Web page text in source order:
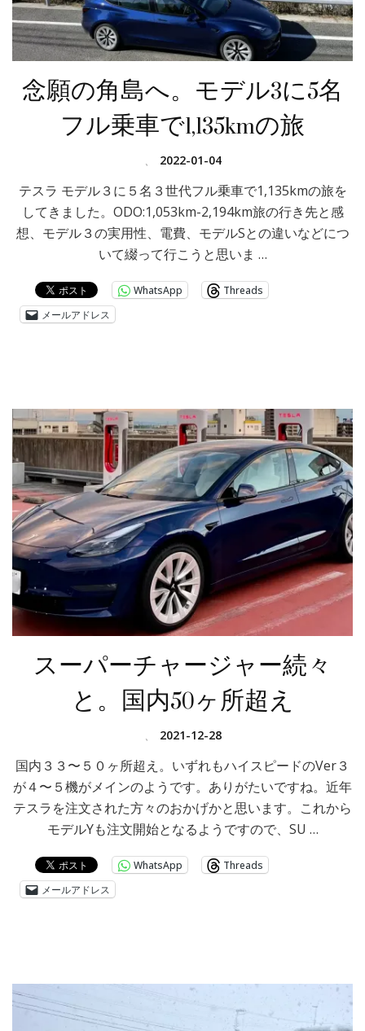
念願の角島へ。モデル3に5名
フル乗車で1,135kmの旅
、 2022-01-04
テスラ モデル３に５名３世代フル乗車で1,135kmの旅を
してきました。ODO:1,053km-2,194km旅の行き先と感
想、モデル３の実用性、電費、モデルSとの違いなどにつ
いて綴って行こうと思いま …
WhatsApp
Threads
メールアドレス
スーパーチャージャー続々
と。国内50ヶ所超え
、 2021-12-28
国内３３〜５０ヶ所超え。いずれもハイスピードのVer３
が４〜５機がメインのようです。ありがたいですね。近年
テスラを注文された方々のおかげかと思います。これから
モデルYも注文開始となるようですので、SU …
WhatsApp
Threads
メールアドレス